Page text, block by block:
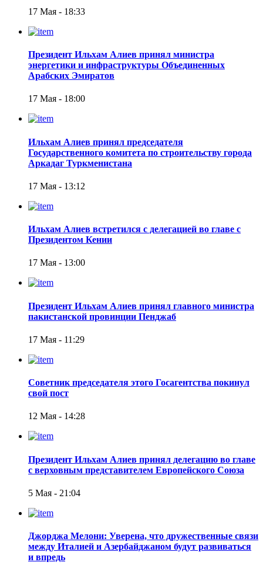
17 Мая - 18:33
Президент Ильхам Алиев принял министра
энергетики и инфраструктуры Объединенных
Арабских Эмиратов
17 Мая - 18:00
Ильхам Алиев принял председателя
Государственного комитета по строительству города
Аркадаг Туркменистана
17 Мая - 13:12
Ильхам Алиев встретился с делегацией во главе с
Президентом Кении
17 Мая - 13:00
Президент Ильхам Алиев принял главного министра
пакистанской провинции Пенджаб
17 Мая - 11:29
Советник председателя этого Госагентства покинул
свой пост
12 Мая - 14:28
Президент Ильхам Алиев принял делегацию во главе
с верховным представителем Европейского Союза
5 Мая - 21:04
Джорджа Мелони: Уверена, что дружественные связи
между Италией и Азербайджаном будут развиваться
и впредь